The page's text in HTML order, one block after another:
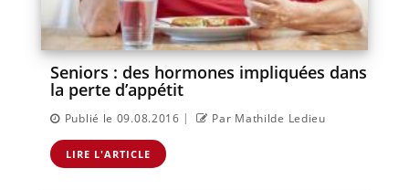
Seniors : des hormones impliquées dans
la perte d’appétit
Publié le 09.08.2016 | Par Mathilde Ledieu
LIRE L'ARTICLE